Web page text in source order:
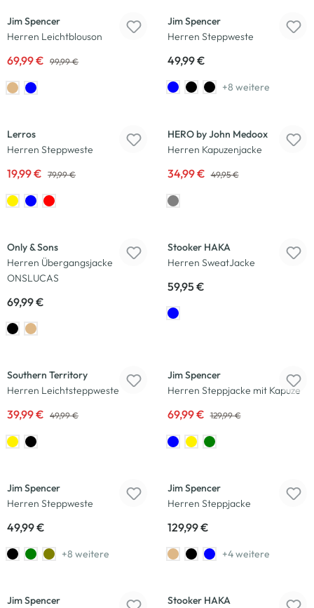
Jim Spencer
Herren Leichtblouson
69,99 € 99,99 €
Jim Spencer
Herren Steppweste
49,99 €
+8 weitere
Lerros
Herren Steppweste
19,99 € 79,99 €
HERO by John Medoox
Herren Kapuzenjacke
34,99 € 49,95 €
Only & Sons
Herren Übergangsjacke
ONSLUCAS
69,99 €
Stooker HAKA
Herren SweatJacke
59,95 €
Southern Territory
Herren Leichtsteppweste
39,99 € 49,99 €
Jim Spencer
Herren Steppjacke mit Kapuze
69,99 € 129,99 €
Jim Spencer
Herren Steppweste
49,99 €
+8 weitere
Jim Spencer
Herren Steppjacke
129,99 €
+4 weitere
Jim Spencer
Stooker HAKA